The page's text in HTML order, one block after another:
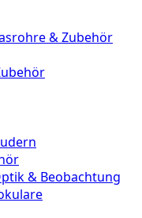
& Zubehör
& Beobachtung